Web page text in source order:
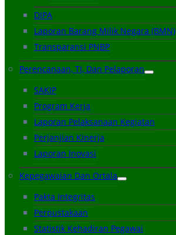
DIPA
Laporan Barang Milik Negara (BMN)
Transparansi PNBP
Perencanaan, TI, Dan Pelaporan
SAKIP
Program Kerja
Laporan Pelaksanaan Kegiatan
Perjanjian Kinerja
Laporan Inovasi
Kepegawaian Dan Ortala
Pakta Integritas
Perpustakaan
Statistik Kehadiran Pegawai